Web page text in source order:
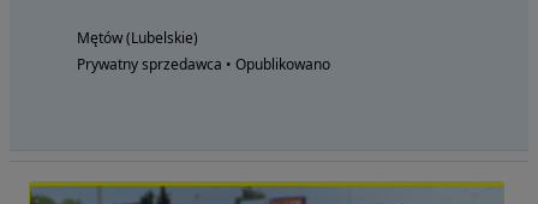
Mętów (Lubelskie)
Prywatny sprzedawca • Opublikowano